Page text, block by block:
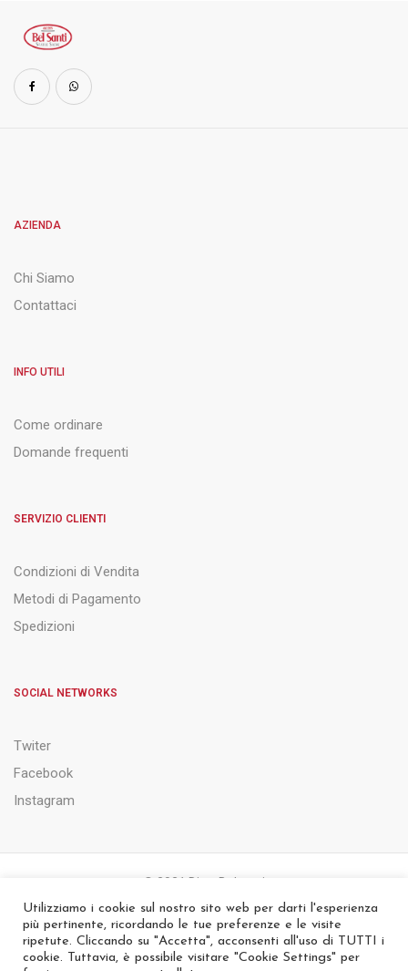
AZIENDA
Chi Siamo
Contattaci
INFO UTILI
Come ordinare
Domande frequenti
SERVIZIO CLIENTI
Condizioni di Vendita
Metodi di Pagamento
Spedizioni
SOCIAL NETWORKS
Twiter
Facebook
Instagram
© 2021 Ditta Belsanti
PRIVACY & COOKIE POLICY NOTE LEGALI
Utilizziamo i cookie sul nostro sito web per darti l'esperienza
più pertinente, ricordando le tue preferenze e le visite
ripetute. Cliccando su "Accetta", acconsenti all'uso di TUTTI i
cookie. Tuttavia, è possibile visitare "Cookie Settings" per